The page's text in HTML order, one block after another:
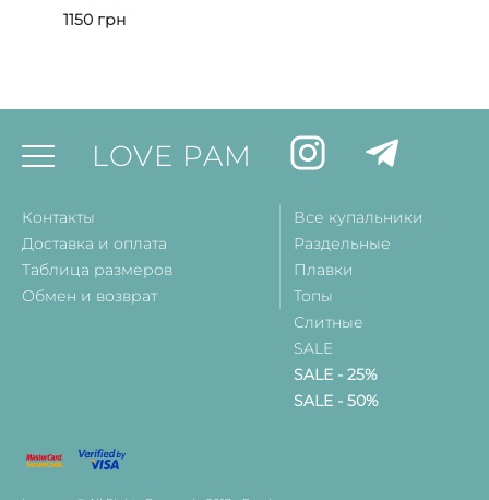
1150 грн
LOVE PAM
Контакты
Доставка и оплата
Таблица размеров
Обмен и возврат
Все купальники
Раздельные
Плавки
Топы
Слитные
SALE
SALE - 25%
SALE - 50%